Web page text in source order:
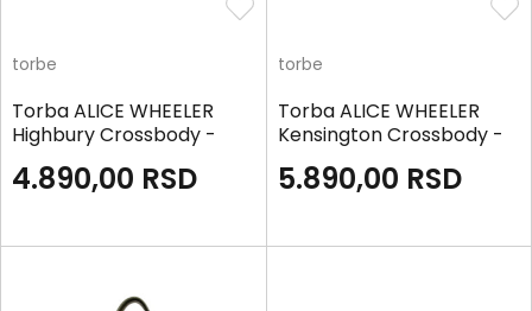
torbe
Torba ALICE WHEELER
Highbury Crossbody -
4.890,00 RSD
torbe
Torba ALICE WHEELER
Kensington Crossbody -
5.890,00 RSD